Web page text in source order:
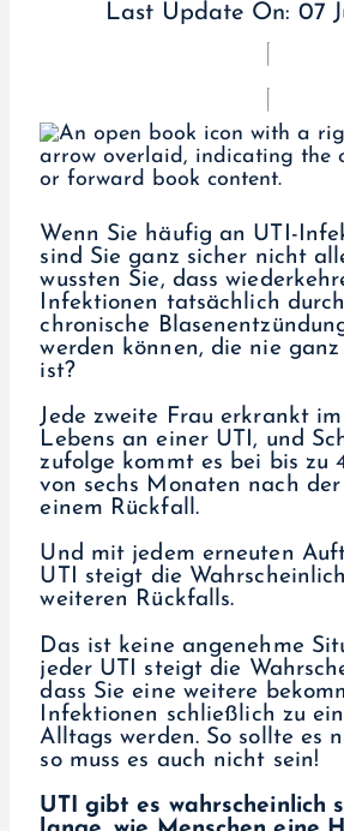
Last Update On: 07
Wenn Sie häufig an UTI-
sind Sie ganz sicher nicht
wussten Sie, dass
Infektionen tatsächlich
chronische
werden können, die nie
ist?
Jede zweite Frau erkrankt
Lebens an einer UTI, und
zufolge kommt es bei bis zu
von sechs Monaten nach
einem Rückfall.
Und mit jedem erneuten
UTI steigt die
weiteren Rückfalls.
Das ist keine angenehme
jeder UTI steigt die
dass Sie eine weitere
Infektionen schließlich zu
Alltags werden. So sollte es
so muss es auch nicht sein!
UTI gibt es wahrscheinlich